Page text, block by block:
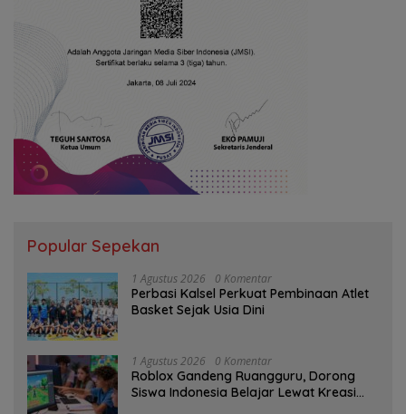
Popular Sepekan
1 Agustus 2026 0 Komentar
Perbasi Kalsel Perkuat Pembinaan Atlet
Basket Sejak Usia Dini
1 Agustus 2026 0 Komentar
Roblox Gandeng Ruangguru, Dorong
Siswa Indonesia Belajar Lewat Kreasi